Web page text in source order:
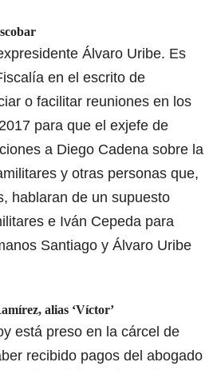
Álvaro Uribe. Es
en el escrito de
o facilitar reuniones en los
para que el exjefe de
a Diego Cadena sobre la
y otras personas que,
hablaran de un supuesto
e Iván Cepeda para
Santiago y Álvaro Uribe
alias ‘Víctor’
está preso en la cárcel de
recibido pagos del abogado